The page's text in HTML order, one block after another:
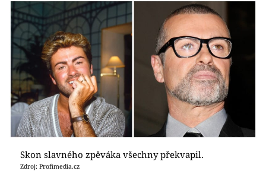
Youtubeři
Virály
Sex a vztahy
Videa
Sledujte prima+
Přihlášení
Skon slavného zpěváka všechny překvapil.
Zdroj: Profimedia.cz